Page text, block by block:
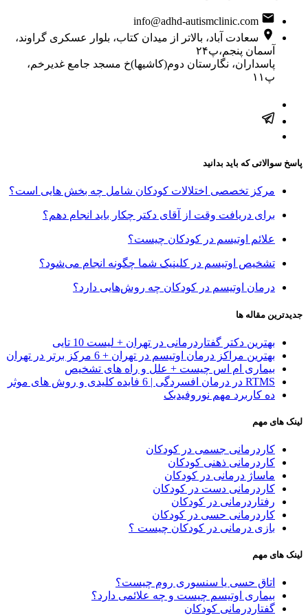
info@adhd-autismclinic.com
سعادت آباد، بالاتر از میدان کتاب، بلوار عسکری گراوند،
آسمان پنجم،پ۲۴
پاسداران، نگارستان دوم(کاشیها)خ مسجد جامع غدیرخم،
پ۱۱
پاسخ سوالاتی که باید بدانید
مرکز تخصصی اختلالات کودکان شامل چه بخش هایی است؟
برای دریافت وقت از آقای دکتر چکار باید انجام دهم؟
علائم اوتیسم در کودکان چیست؟
تشخیص اوتیسم در کلینیک شما چگونه انجام می‌شود؟
درمان اوتیسم در کودکان چه روش‌هایی دارد؟
جدیدترین مقاله ها
بهترین دکتر گفتاردرمانی در تهران + لیست 10 تایی
بهترین مراکز درمان اوتیسم در تهران + 6 مرکز برتر در تهران
بیماری ام اس چیست + علل و راه های تشخیص
RTMS در درمان افسردگی | 6 فایده کلیدی و روش های موثر
ده کاربرد مهم نوروفیدبک
لینک های مهم
کاردرمانی جسمی در کودکان
کاردرمانی ذهنی کودکان
ماساژ درمانی در کودکان
کاردرمانی دست در کودکان
رفتاردرمانی در کودکان
کاردرمانی حسی در کودکان
بازی درمانی در کودکان چیست ؟
لینک های مهم
اتاق حسی یا سنسوری روم چیست؟
بیماری اوتیسم چیست و چه علائمی دارد؟
گفتاردرمانی کودکان